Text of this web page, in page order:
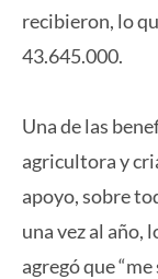
recibieron, lo
43.645.000.
Una de las
agricultora y
apoyo, sobre
una vez al año,
agregó que